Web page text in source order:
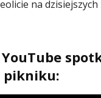
na
pikniku: